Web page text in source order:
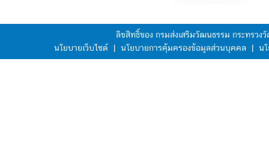
ลิขสิทธิ์ของ กรมส่งเสริมวัฒนธรรม กระทรว
นโยบายเว็บไซต์
| นโยบายการคุ้มครองข้อมูลส่วนบุคคล | น